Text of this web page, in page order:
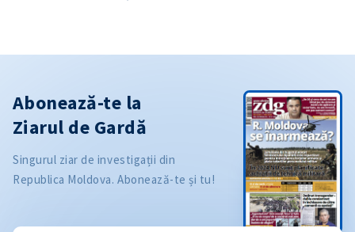
Abonează-te la
Ziarul de Gardă
Singurul ziar de investigații din
Republica Moldova. Abonează-te și tu!